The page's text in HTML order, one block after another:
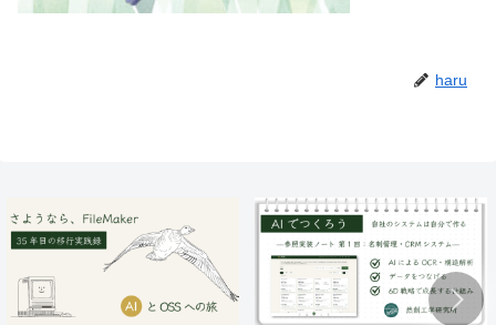
haru